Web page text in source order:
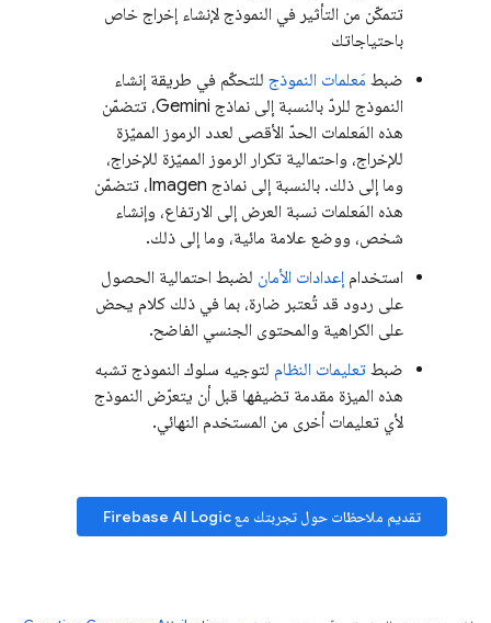
تتمكّن من التأثير في النموذج لإنشاء إخراج خاص
باحتياجاتك
ضبط مَعلمات النموذج للتحكّم في طريقة إنشاء
النموذج للردّ بالنسبة إلى نماذج Gemini، تتضمّن
هذه المَعلمات الحدّ الأقصى لعدد الرموز المميّزة
للإخراج، واحتمالية تكرار الرموز المميّزة للإخراج،
وما إلى ذلك. بالنسبة إلى نماذج Imagen، تتضمّن
هذه المَعلمات نسبة العرض إلى الارتفاع، وإنشاء
شخص، ووضع علامة مائية، وما إلى ذلك.
استخدام إعدادات الأمان لضبط احتمالية الحصول
على ردود قد تُعتبر ضارة، بما في ذلك كلام يحض
على الكراهية والمحتوى الجنسي الفاضح.
ضبط تعليمات النظام لتوجيه سلوك النموذج تشبه
هذه الميزة مقدمة تضيفها قبل أن يتعرّض النموذج
لأي تعليمات أخرى من المستخدم النهائي.
تقديم ملاحظات حول تجربتك معFirebase AI Logic